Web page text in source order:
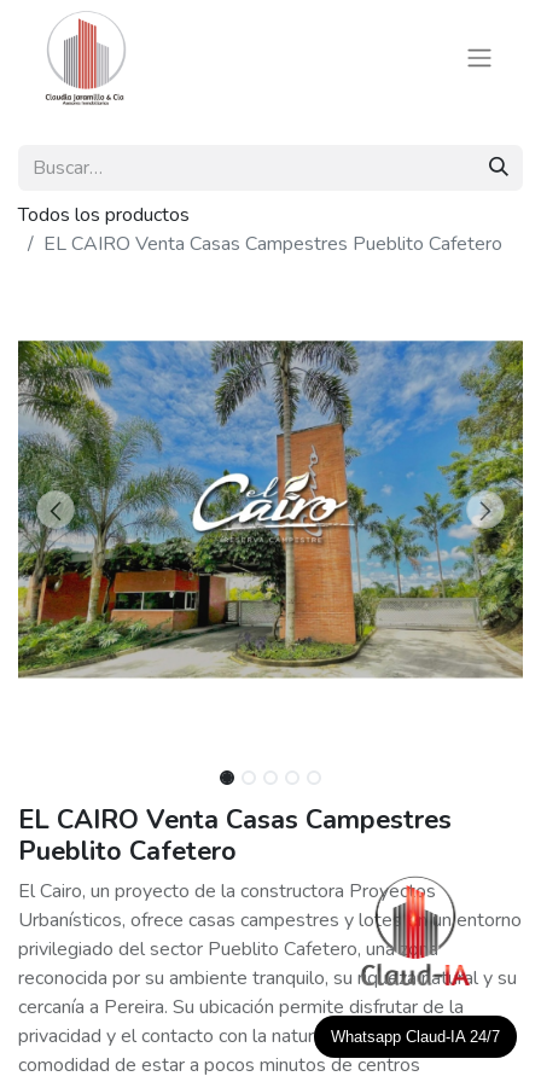
Todos los productos
EL CAIRO Venta Casas Campestres Pueblito Cafetero
EL CAIRO Venta Casas Campestres
Pueblito Cafetero
El Cairo, un proyecto de la constructora Proyectos
Urbanísticos, ofrece casas campestres y lotes en un entorno
privilegiado del sector Pueblito Cafetero, una zona
reconocida por su ambiente tranquilo, su riqueza natural y su
cercanía a Pereira. Su ubicación permite disfrutar de la
privacidad y el contacto con la naturaleza sin renunciar a la
comodidad de estar a pocos minutos de centros
Whatsapp Claud-IA 24/7